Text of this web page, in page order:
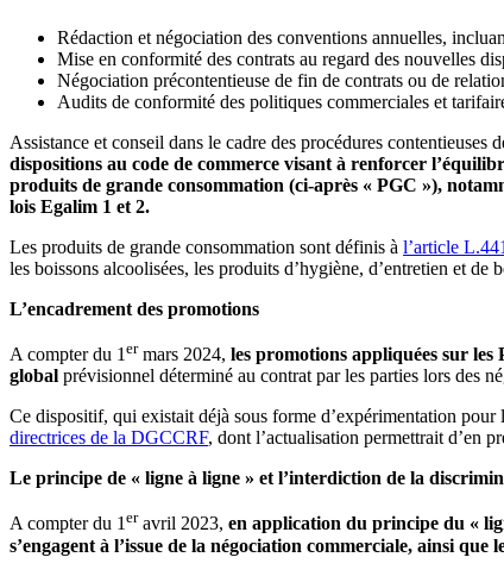
Rédaction et négociation des conventions annuelles,
Mise en conformité des contrats au regard des nouvelles
Négociation précontentieuse de fin de contrats ou de
Audits de conformité des politiques commerciales et
Assistance et conseil dans le cadre des procédures contentieuses
dispositions au code de commerce visant à renforcer
produits de grande consommation (ci-après « PGC »),
lois Egalim 1 et 2.
Les produits de grande consommation sont définis à l’article
les boissons alcoolisées, les produits d’hygiène, d’entretien et de
L’encadrement des promotions
A compter du 1 ermars 2024, les promotions appliquées sur
global prévisionnel déterminé au contrat par les parties lors des
Ce dispositif, qui existait déjà sous forme d’expérimentation pour
directrices de la DGCCRF, dont l’actualisation permettrait d’en
Le principe de « ligne à ligne » et l’interdiction de la
A compter du 1eravril 2023, en application du principe du «
s’engagent à l’issue de la négociation commerciale, ainsi